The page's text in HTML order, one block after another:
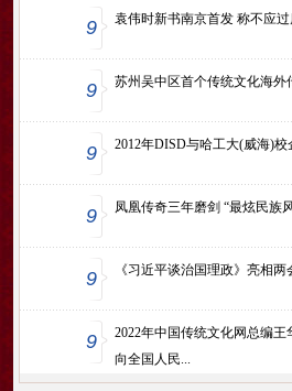
9 袁伟时新书南京首发 称不应
9 苏州吴中区首个传统文化海外
9 2012年DISD与哈工大(威海)校
9 凤凰传奇三年磨剑 “最炫民族
9 《习近平谈治国理政》亮相两
9
2022年中国传统文化网总编王
向全国人民...